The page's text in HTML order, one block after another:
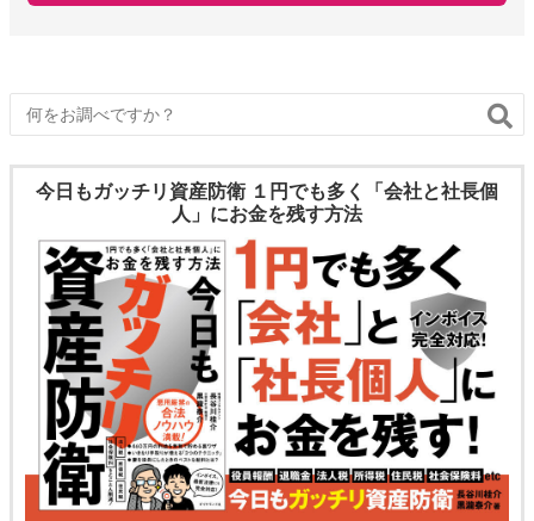
今日もガッチリ資産防衛 １円でも多く「会社と社長個
人」にお金を残す方法